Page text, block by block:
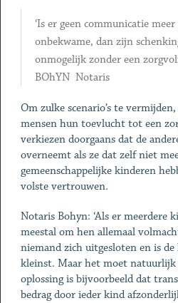
‘Is er geen communicatie
onbekwame, dan zijn
onmogelijk zonder een
BOhYN Notaris
Om zulke scenario’s te
mensen hun toevlucht tot een
verkiezen ­doorgaans dat de
overneemt als ze dat zelf niet
gemeenschappelijke kinderen
volste vertrouwen.
Notaris Bohyn: ‘Als er meerdere
meestal om hen allemaal
niemand zich uitgesloten en is
kleinst. Maar het moet natuurlijk
oplossing is bijvoorbeeld dat
bedrag door ieder kind